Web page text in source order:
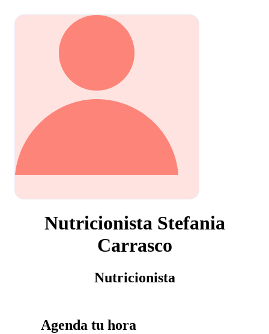
Nutricionista Stefania
Carrasco
Nutricionista
Agenda tu hora